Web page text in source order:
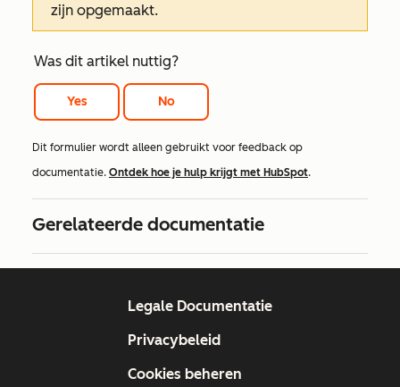
zijn opgemaakt.
Was dit artikel nuttig?
Yes No
Dit formulier wordt alleen gebruikt voor feedback op
documentatie. Ontdek hoe je hulp krijgt met HubSpot.
Gerelateerde documentatie
Legale Documentatie
Privacybeleid
Cookies beheren